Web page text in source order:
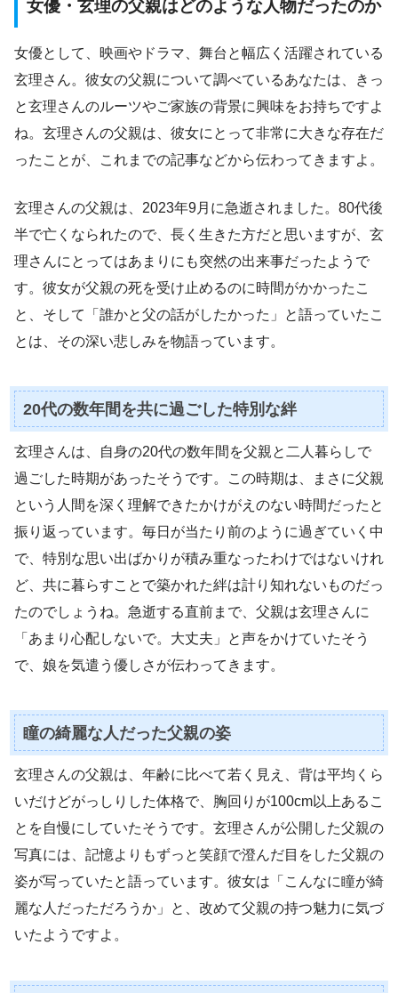
女優・玄理の父親はどのような人物だったのか
女優として、映画やドラマ、舞台と幅広く活躍されている
玄理さん。彼女の父親について調べているあなたは、きっ
と玄理さんのルーツやご家族の背景に興味をお持ちですよ
ね。玄理さんの父親は、彼女にとって非常に大きな存在だ
ったことが、これまでの記事などから伝わってきますよ。
玄理さんの父親は、2023年9月に急逝されました。80代後
半で亡くなられたので、長く生きた方だと思いますが、玄
理さんにとってはあまりにも突然の出来事だったようで
す。彼女が父親の死を受け止めるのに時間がかかったこ
と、そして「誰かと父の話がしたかった」と語っていたこ
とは、その深い悲しみを物語っています。
20代の数年間を共に過ごした特別な絆
玄理さんは、自身の20代の数年間を父親と二人暮らしで
過ごした時期があったそうです。この時期は、まさに父親
という人間を深く理解できたかけがえのない時間だったと
振り返っています。毎日が当たり前のように過ぎていく中
で、特別な思い出ばかりが積み重なったわけではないけれ
ど、共に暮らすことで築かれた絆は計り知れないものだっ
たのでしょうね。急逝する直前まで、父親は玄理さんに
「あまり心配しないで。大丈夫」と声をかけていたそう
で、娘を気遣う優しさが伝わってきます。
瞳の綺麗な人だった父親の姿
玄理さんの父親は、年齢に比べて若く見え、背は平均くら
いだけどがっしりした体格で、胸回りが100cm以上あるこ
とを自慢にしていたそうです。玄理さんが公開した父親の
写真には、記憶よりもずっと笑顔で澄んだ目をした父親の
姿が写っていたと語っています。彼女は「こんなに瞳が綺
麗な人だっただろうか」と、改めて父親の持つ魅力に気づ
いたようですよ。